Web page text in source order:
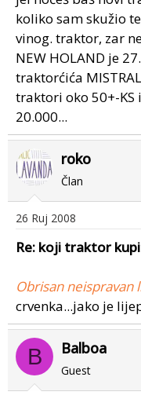
koliko sam skužio
vinog. traktor, zar
NEW HOLAND je
traktorćića
traktori oko 50+-
20.000...
roko
Član
26 Ruj 2008
Re: koji traktor
Obrisan neispravan
crvenka...jako je
B Balboa
Guest